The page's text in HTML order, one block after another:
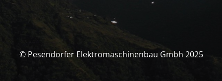
© Pesendorfer Elektromaschinenbau Gmbh 2025